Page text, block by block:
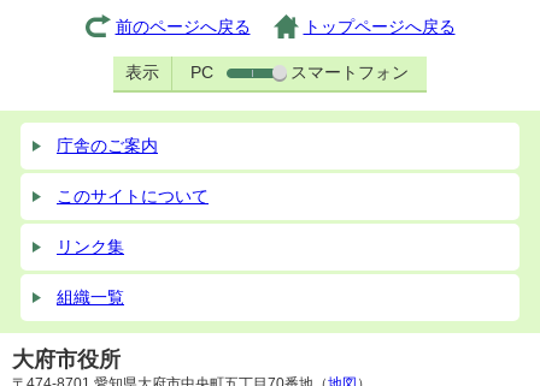
前のページへ戻る トップページへ戻る
表示 PC スマートフォン
庁舎のご案内
このサイトについて
リンク集
組織一覧
大府市役所